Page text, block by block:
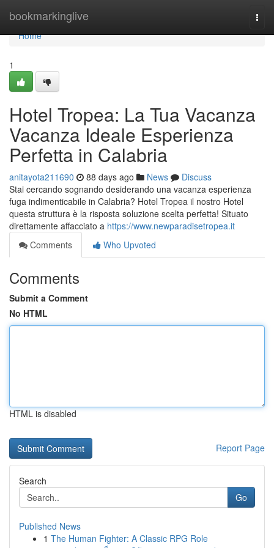
bookmarkinglive
Home
Home
1
Hotel Tropea: La Tua Vacanza
Vacanza Ideale Esperienza
Perfetta in Calabria
anitayota211690 88 days ago News
Discuss
Stai cercando sognando desiderando una vacanza esperienza
fuga indimenticabile in Calabria? Hotel Tropea il nostro Hotel
questa struttura è la risposta soluzione scelta perfetta! Situato
direttamente affacciato a https://www.newparadisetropea.it
Comments
Who Upvoted
Comments
Submit a Comment
No HTML
HTML is disabled
Report Page
Search
Go
Published News
1 The Human Fighter: A Classic RPG Role